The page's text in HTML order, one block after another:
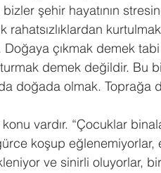
bizler şehir hayatının
Doğaya çıkmak demek
demek değildir. Bu
doğada olmak. Toprağa
vardır. “Çocuklar
koşup eğlenemiyorlar,
ve sinirli oluyorlar,